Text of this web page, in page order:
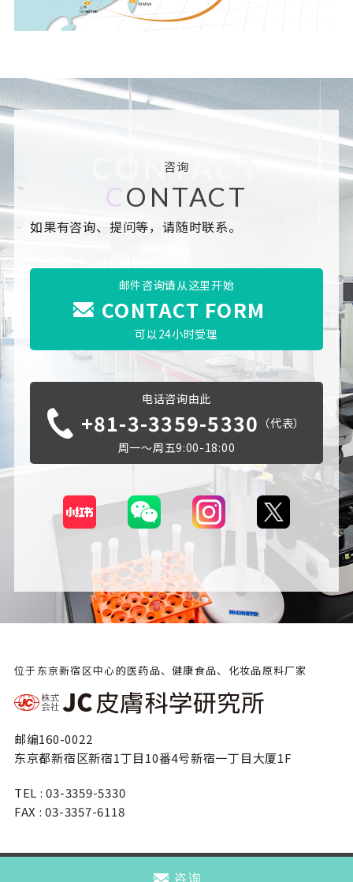
咨询
咨询
CONTACT
CONTACT
如果有咨询、提问等，请随时联系。
邮件咨询请从这里开始
CONTACT FORM
可以24小时受理
电话咨询由此
+81-3-3359-5330 （代表）
周一～周五9:00-18:00
位于东京新宿区中心的医药品、健康食品、化妆品原料厂家
邮编160-0022
东京都新宿区新宿1丁目10番4号新宿一丁目大厦1F
TEL : 03-3359-5330
FAX : 03-3357-6118
©株式会社JC皮肤科学研究所